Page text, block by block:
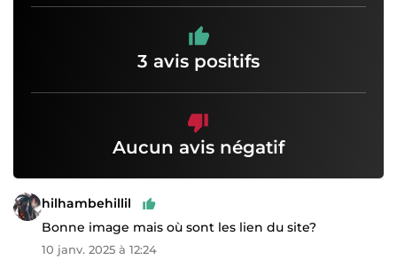
3 avis positifs
Aucun avis négatif
hilhambehillil
Bonne image mais où sont les lien du site?
10 janv. 2025 à 12:24